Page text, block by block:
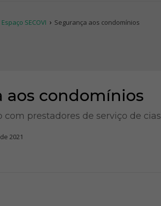
Espaço SECOVI Segurança aos condomínios
aos condomínios
com prestadores de serviço de cias
2021